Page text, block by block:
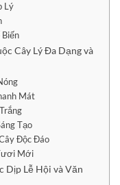
Lý
Cây Lý Đa Dạng và
Mát
Tạo
Độc Đáo
Mới
Dịp Lễ Hội và Văn